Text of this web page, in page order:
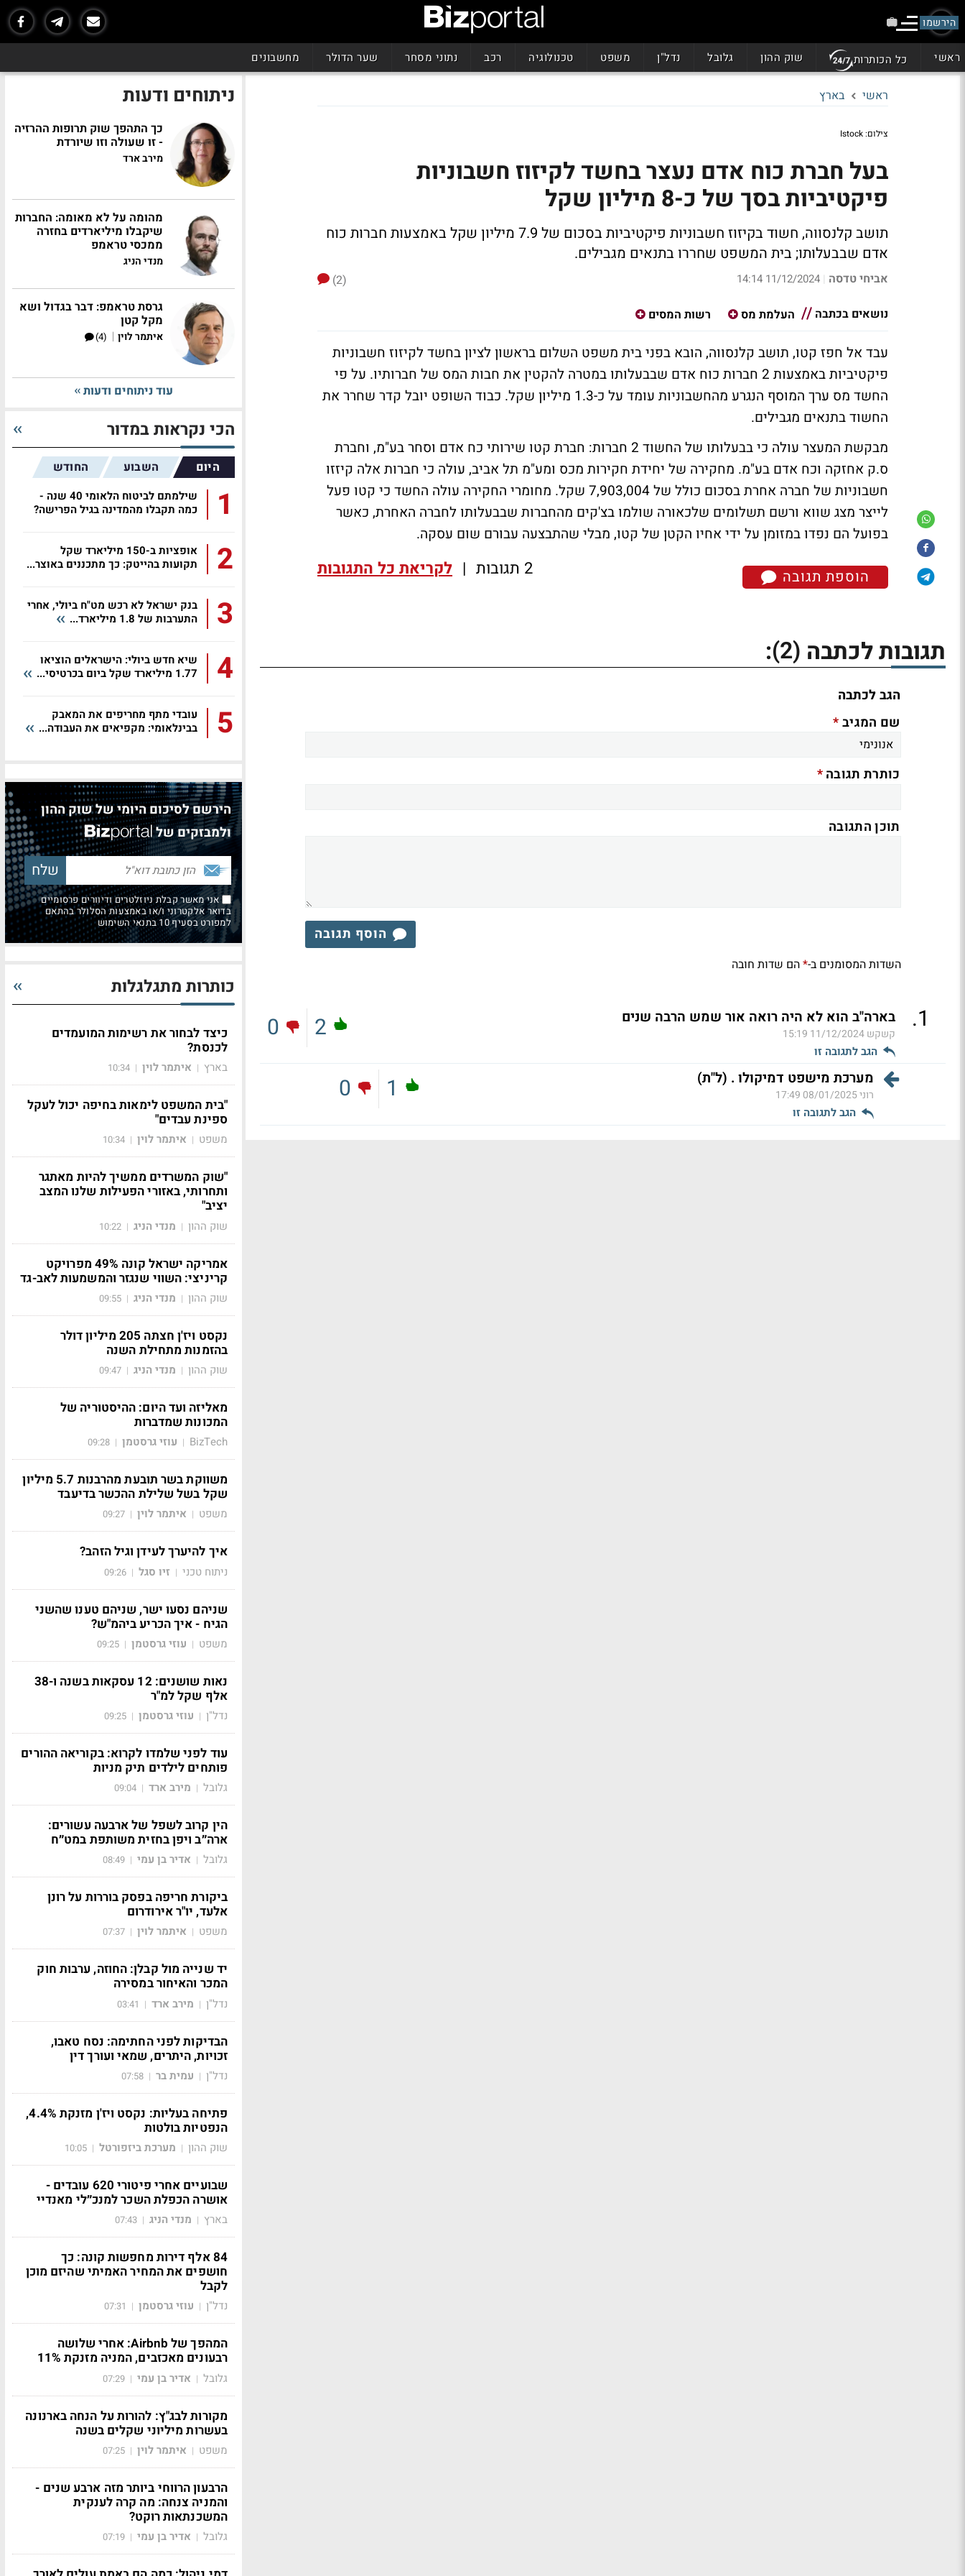
הירשמו
ראשי כל הכותרות שוק ההון גלובל נדל"ן משפט טכנולוגיה רכב נתוני מסחר שער הדולר מחשבונים
ראשי בארץ
צילום: Istock
בעל חברת כוח אדם נעצר בחשד לקיזוז חשבוניות
פיקטיביות בסך של כ-8 מיליון שקל
תושב קלנסווה, חשוד בקיזוז חשבוניות פיקטיביות בסכום של 7.9 מיליון שקל באמצעות חברות כוח
אדם שבבעלותו; בית המשפט שחררו בתנאים מגבילים.
אביחי טדסה |
11/12/2024 14:14
(2)
נושאים בכתבה
העלמת מס רשות המסים
עבד אל חפז קטו, תושב קלנסווה, הובא בפני בית משפט השלום בראשון לציון בחשד לקיזוז חשבוניות
פיקטיביות באמצעות 2 חברות כוח אדם שבבעלותו במטרה להקטין את חבות המס של חברותיו. על פי
החשד מס ערך המוסף הנגרע מהחשבוניות עומד על כ-1.3 מיליון שקל. כבוד השופט יובל קדר שחרר את
החשוד בתנאים מגבילים.
מבקשת המעצר עולה כי בבעלותו של החשוד 2 חברות: חברת קטו שירותי כח אדם וסחר בע"מ, וחברת
ס.ק אחזקה וכח אדם בע"מ. מחקירה של יחידת חקירות מכס ומע"מ תל אביב, עולה כי חברות אלה קיזזו
חשבוניות של חברה אחרת בסכום כולל של 7,903,004 שקל. מחומרי החקירה עולה החשד כי קטו פעל
לייצר מצג שווא ורשם תשלומים שלכאורה שולמו בצ'קים מהחברות שבבעלותו לחברה האחרת, כאשר
בפועל הם נפדו במזומן על ידי אחיו הקטן של קטו, מבלי שהתבצעה עבורם שום עסקה.
הוספת תגובה 2 תגובות | לקריאת כל התגובות
תגובות לכתבה (2)
:
הגב לכתבה
שם המגיב*
כותרת תגובה*
תוכן התגובה
הוסף תגובה
השדות המסומנים ב-*הם שדות חובה
1
. בארה"ב הוא לא היה רואה אור שמש הרבה שנים
קשקש11/12/2024 15:19
הגב לתגובה זו
2
0
מערכת מישפט דמיקולו . (ל"ת)
רוני08/01/2025 17:49
הגב לתגובה זו
1
0
ניתוחים ודעות
כך התהפך שוק תרופות ההרזיה
- זו שעולה וזו שיורדת
מירב ארד
מהומה על לא מאומה: החברות
שיקבלו מיליארדים בחזרה
ממכסי טראמפ
מנדי הניג
גרסת טראמפ: דבר בגדול ושא
מקל קטן
איתמר לוין |
(4)
עוד ניתוחים ודעות
הכי נקראות במדור
היום השבוע החודש
1
שילמתם לביטוח הלאומי 40 שנה -
כמה תקבלו מהמדינה בגיל הפרישה?
2
אופציות ב-150 מיליארד שקל
תקועות בהייטק: כך מתכננים באוצר...
3
בנק ישראל לא רכש מט"ח ביולי, אחרי
התערבות של 1.8 מיליארד...
4
שיא חדש ביולי: הישראלים הוציאו
1.77 מיליארד שקל ביום בכרטיסי...
5
עובדי מתף מחריפים את המאבק
בבינלאומי: מקפיאים את העבודה...
הירשם לסיכום היומי של שוק ההון
ולמבזקים של
אני מאשר קבלת ניוזלטרים ודיוורים פרסומיים
בדואר אלקטרוני ו/או באמצעות הסלולר בהתאם
למפורט בסעיף 10 בתנאי השימוש
כותרות מתגלגלות
כיצד לבחור את רשימות המועמדים
לכנסת?
בארץ | איתמר לוין |
10:34
"בית המשפט לימאות בחיפה יכול לעקל
ספינת עבדים"
משפט | איתמר לוין |
10:34
"שוק המשרדים ממשיך להיות מאתגר
ותחרותי, באזורי הפעילות שלנו המצב
יציב"
שוק ההון | מנדי הניג |
10:22
אמריקה ישראל קונה 49% מפרויקט
קריניצי: השווי שנגזר והמשמעות לאב-גד
שוק ההון | מנדי הניג |
09:55
נקסט ויז'ן חצתה 205 מיליון דולר
בהזמנות מתחילת השנה
שוק ההון | מנדי הניג |
09:47
מאליזה ועד היום: ההיסטוריה של
המכונות שמדברות
BizTech
| עוזי גרסטמן |
09:28
משווקת בשר תובעת מהרבנות 5.7 מיליון
שקל בשל שלילת ההכשר בדיעבד
משפט | איתמר לוין |
09:27
איך להיערך לעידן וגיל הזהב?
ניתוח טכני | זיו סגל |
09:26
שניהם נסעו ישר, שניהם טענו שהשני
הגיח - איך הכריע ביהמ"ש?
משפט | עוזי גרסטמן |
09:25
נאות שושנים: 12 עסקאות בשנה ו-38
אלף שקל למ"ר
נדל"ן | עוזי גרסטמן |
09:25
עוד לפני שלמדו לקרוא: בקוריאה ההורים
פותחים לילדים תיק מניות
גלובל | מירב ארד |
09:04
הין קרוב לשפל של ארבעה עשורים:
ארה״ב ויפן בחזית משותפת במט״ח
גלובל | אדיר בן עמי |
08:49
ביקורת חריפה בפסק בוררות על רונן
אלעד, יו"ר אירודרום
משפט | איתמר לוין |
07:37
יד שנייה מול קבלן: החוזה, ערבות חוק
המכר והאיחור במסירה
נדל"ן | מירב ארד |
03:41
הבדיקות לפני החתימה: נסח טאבו,
זכויות, היתרים, שמאי ועורך דין
נדל"ן | עמית בר |
07:58
פתיחה בעליות: נקסט ויז'ן מזנקת 4.4%,
הנפטיות בולטות
שוק ההון | מערכת ביזפורטל |
10:05
שבועיים אחרי פיטורי 620 עובדים -
אושרה הכפלת השכר למנכ״לי מאנדיי
בארץ | מנדי הניג |
07:43
84 אלף דירות מחפשות קונה: כך
חושפים את המחיר האמיתי שהיזם מוכן
לקבל
נדל"ן | עוזי גרסטמן |
07:31
המהפך של Airbnb: אחרי שלושה
רבעונים מאכזבים, המניה מזנקת 11%
גלובל | אדיר בן עמי |
07:29
מקורות לבג"ץ: להורות על הנחה בארנונה
בעשרות מיליוני שקלים בשנה
משפט | איתמר לוין |
07:25
הרבעון הרווחי ביותר מזה ארבע שנים -
והמניה צנחה: מה קרה לענקית
המשכנתאות רוקט?
גלובל | אדיר בן עמי |
07:19